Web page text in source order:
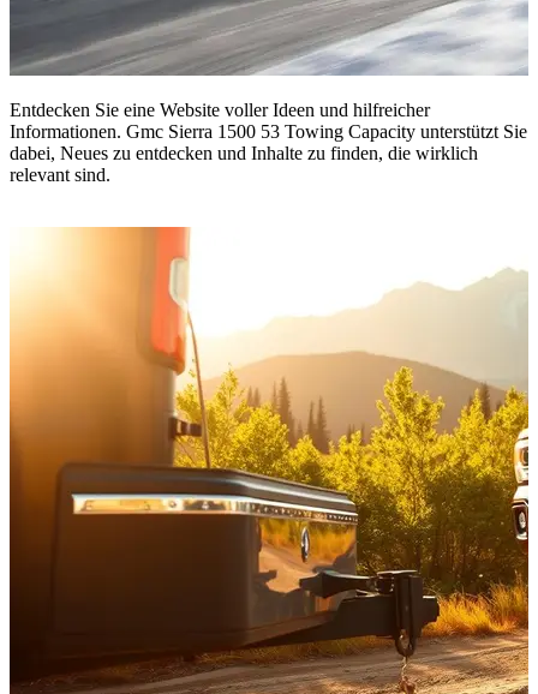
Entdecken Sie eine Website voller Ideen und hilfreicher
Informationen. Gmc Sierra 1500 53 Towing Capacity unterstützt Sie
dabei, Neues zu entdecken und Inhalte zu finden, die wirklich
relevant sind.